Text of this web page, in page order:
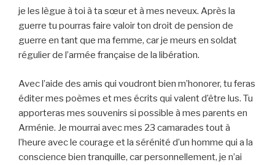
je les lègue à toi à ta sœur et à mes neveux. Après la
guerre tu pourras faire valoir ton droit de pension de
guerre en tant que ma femme, car je meurs en soldat
régulier de l’armée française de la libération.
Avec l’aide des amis qui voudront bien m’honorer, tu feras
éditer mes poèmes et mes écrits qui valent d’être lus. Tu
apporteras mes souvenirs si possible à mes parents en
Arménie. Je mourrai avec mes 23 camarades tout à
l’heure avec le courage et la sérénité d’un homme qui a la
conscience bien tranquille, car personnellement, je n’ai